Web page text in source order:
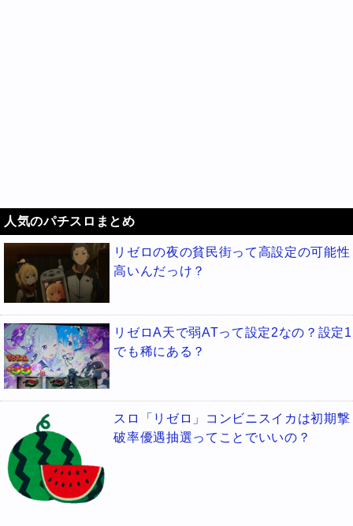
人気のパチスロまとめ
リゼロの夜の貧民街って高設定の可能性
高いんだっけ？
リゼロA天で弱ATって設定2なの？設定1
でも稀にある？
スロ「リゼロ」コンビニスイカは初期撃
破率優遇抽選ってことでいいの？